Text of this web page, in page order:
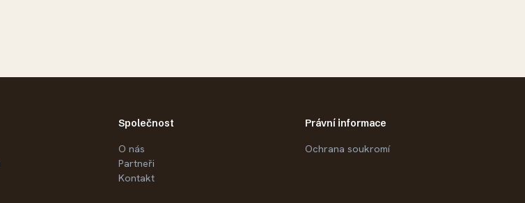
Společnost
O nás
Partneři
Kontakt
Právní informace
Ochrana soukromí